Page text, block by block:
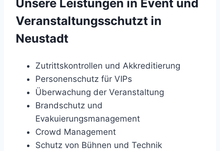
Unsere Leistungen in Event und
Veranstaltungsschutzt in
Neustadt
Zutrittskontrollen und Akkreditierung
Personenschutz für VIPs
Überwachung der Veranstaltung
Brandschutz und
Evakuierungsmanagement
Crowd Management
Schutz von Bühnen und Technik